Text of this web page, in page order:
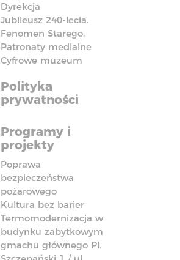
Dyrekcja
Jubileusz 240-lecia.
Fenomen Starego.
Patronaty medialne
Cyfrowe muzeum
Polityka
prywatności
Programy i
projekty
Poprawa
bezpieczeństwa
pożarowego
Kultura bez barier
Termomodernizacja w
budynku zabytkowym
gmachu głównego Pl.